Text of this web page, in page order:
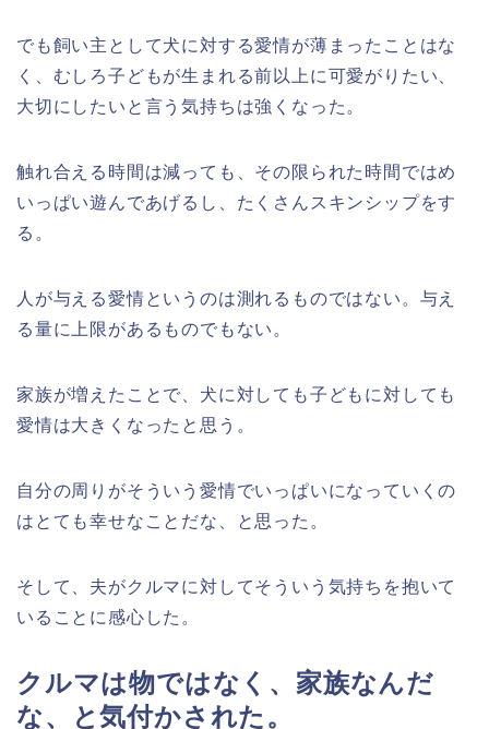
でも飼い主として犬に対する愛情が薄まったことはな
く、むしろ子どもが生まれる前以上に可愛がりたい、
大切にしたいと言う気持ちは強くなった。
触れ合える時間は減っても、その限られた時間ではめ
いっぱい遊んであげるし、たくさんスキンシップをす
る。
人が与える愛情というのは測れるものではない。与え
る量に上限があるものでもない。
家族が増えたことで、犬に対しても子どもに対しても
愛情は大きくなったと思う。
自分の周りがそういう愛情でいっぱいになっていくの
はとても幸せなことだな、と思った。
そして、夫がクルマに対してそういう気持ちを抱いて
いることに感心した。
クルマは物ではなく、家族なんだ
な、と気付かされた。